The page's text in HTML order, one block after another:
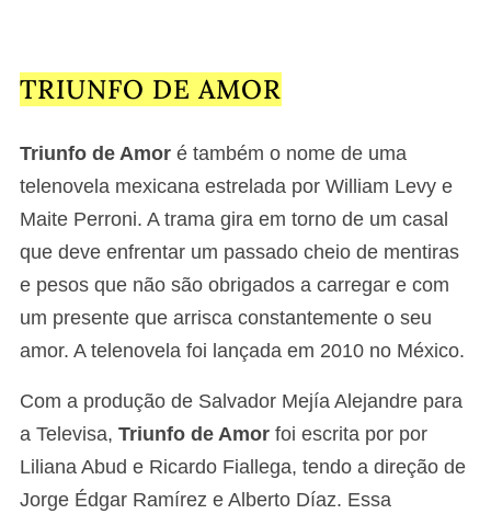
TRIUNFO DE AMOR
Triunfo de Amor é também o nome de uma
telenovela mexicana estrelada por William Levy e
Maite Perroni. A trama gira em torno de um casal
que deve enfrentar um passado cheio de mentiras
e pesos que não são obrigados a carregar e com
um presente que arrisca constantemente o seu
amor. A telenovela foi lançada em 2010 no México.
Com a produção de Salvador Mejía Alejandre para
a Televisa, Triunfo de Amor foi escrita por por
Liliana Abud e Ricardo Fiallega, tendo a direção de
Jorge Édgar Ramírez e Alberto Díaz. Essa